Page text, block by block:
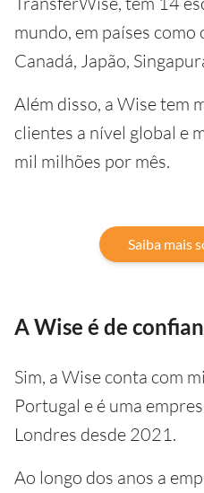
mundo, em países como
Canadá, Japão,
Além disso, a Wise tem
clientes a nível global e
mil milhões por mês.
Saiba mais
A Wise é de
Sim, a Wise conta com
Portugal e é uma
Londres desde 2021.
Ao longo dos anos a